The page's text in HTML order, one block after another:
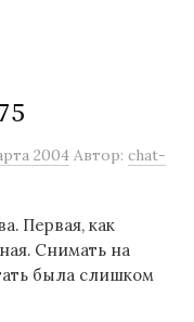
2004 Автор: chat-
Первая, как
Снимать на
была слишком